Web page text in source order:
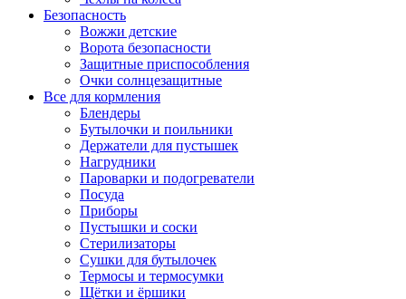
Безопасность
Вожжи детские
Ворота безопасности
Защитные приспособления
Очки солнцезащитные
Все для кормления
Блендеры
Бутылочки и поильники
Держатели для пустышек
Нагрудники
Пароварки и подогреватели
Посуда
Приборы
Пустышки и соски
Стерилизаторы
Сушки для бутылочек
Термосы и термосумки
Щётки и ёршики